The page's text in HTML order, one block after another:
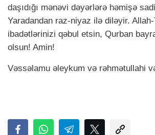
daşıdığı mənəvi dəyərlərə həmişə
Yaradandan raz-niyaz ilə diləyir.
ibadətlərinizi qəbul etsin, Qurban
olsun! Amin!
Vəssəlаmu əleykum və rəhmətullаhi